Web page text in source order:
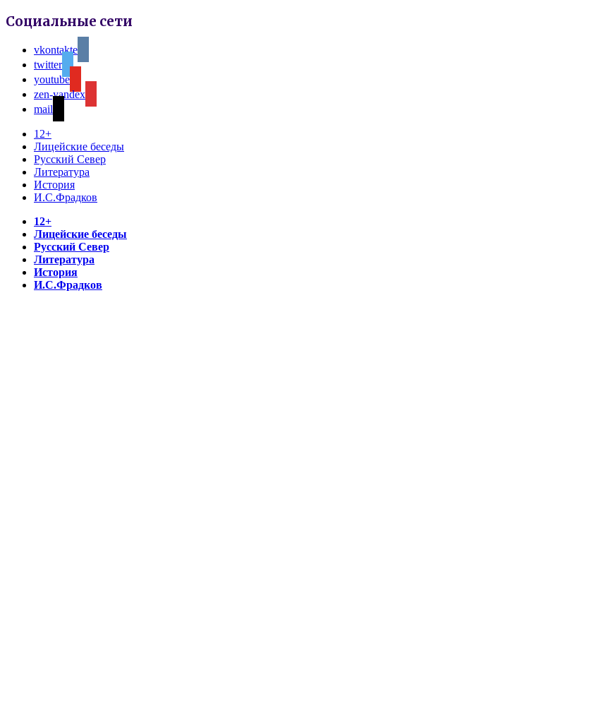
Социальные сети
vkontakte
twitter
youtube
zen-yandex
mail
12+
Лицейские беседы
Русский Север
Литература
История
И.С.Фрадков
12+
Лицейские беседы
Русский Север
Литература
История
И.С.Фрадков